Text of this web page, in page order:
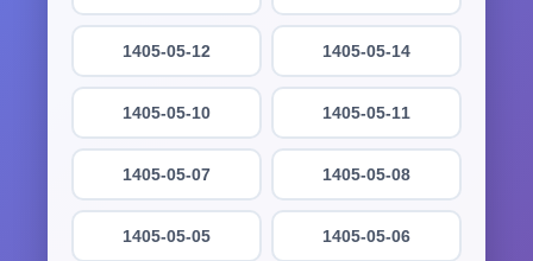
1405-05-14
1405-05-12
1405-05-11
1405-05-10
1405-05-08
1405-05-07
1405-05-06
1405-05-05